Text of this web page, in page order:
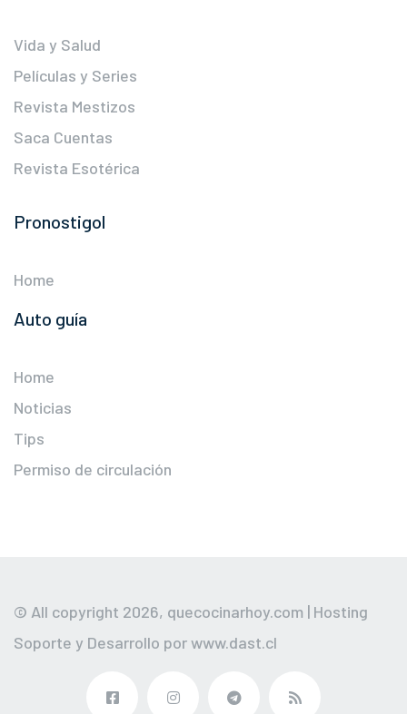
Vida y Salud
Películas y Series
Revista Mestizos
Saca Cuentas
Revista Esotérica
Pronostigol
Home
Auto guía
Home
Noticias
Tips
Permiso de circulación
© All copyright 2026, quecocinarhoy.com | Hosting
Soporte y Desarrollo porwww.dast.cl